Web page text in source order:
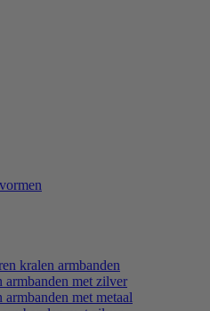
kralen armbanden
armbanden met zilver
armbanden met metaal